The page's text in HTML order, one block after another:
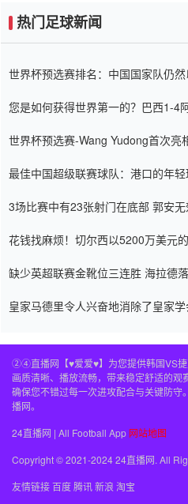
热门足球新闻
世界杯预选赛排名：中国国家队仍
您是如何获得世界第一的？巴西1-4
世界杯预选赛-Wang Yudong首次亮
最佳中国超级联赛球队：港口的年
3场比赛中有23张射门在底部 郭安
花钱找麻烦！切尔西以5200万美元
缺少英超联赛金靴位三连胜 海拉德
皇家马德里令人兴奋地消除了皇家
②④直播网【♥爱爱♥】为您提供韩国VS
画质清晰、播放流畅，带来稳定舒适的观
确保您不错过每一次进攻配合与关键防守
播网。
24直播网 | All Football App 网站地图
Copyright © 2021-2024 24直播网. All
友情链接百度腾讯新浪 淘宝